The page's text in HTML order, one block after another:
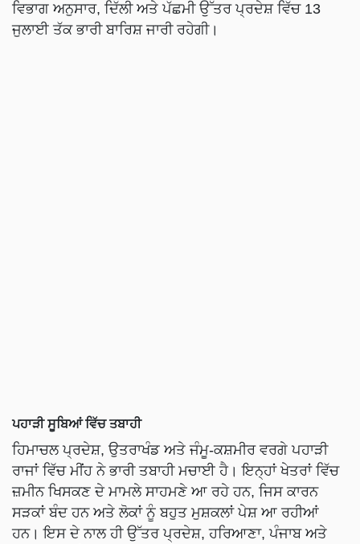
ਵਿਭਾਗ ਅਨੁਸਾਰ, ਦਿੱਲੀ ਅਤੇ ਪੱਛਮੀ ਉੱਤਰ ਪ੍ਰਦੇਸ਼ ਵਿੱਚ 13
ਜੁਲਾਈ ਤੱਕ ਭਾਰੀ ਬਾਰਿਸ਼ ਜਾਰੀ ਰਹੇਗੀ।
ਪਹਾੜੀ ਸੂਬਿਆਂ ਵਿੱਚ ਤਬਾਹੀ
ਹਿਮਾਚਲ ਪ੍ਰਦੇਸ਼, ਉਤਰਾਖੰਡ ਅਤੇ ਜੰਮੂ-ਕਸ਼ਮੀਰ ਵਰਗੇ ਪਹਾੜੀ
ਰਾਜਾਂ ਵਿੱਚ ਮੀਂਹ ਨੇ ਭਾਰੀ ਤਬਾਹੀ ਮਚਾਈ ਹੈ। ਇਨ੍ਹਾਂ ਖੇਤਰਾਂ ਵਿੱਚ
ਜ਼ਮੀਨ ਖਿਸਕਣ ਦੇ ਮਾਮਲੇ ਸਾਹਮਣੇ ਆ ਰਹੇ ਹਨ, ਜਿਸ ਕਾਰਨ
ਸੜਕਾਂ ਬੰਦ ਹਨ ਅਤੇ ਲੋਕਾਂ ਨੂੰ ਬਹੁਤ ਮੁਸ਼ਕਲਾਂ ਪੇਸ਼ ਆ ਰਹੀਆਂ
ਹਨ। ਇਸ ਦੇ ਨਾਲ ਹੀ ਉੱਤਰ ਪ੍ਰਦੇਸ਼, ਹਰਿਆਣਾ, ਪੰਜਾਬ ਅਤੇ